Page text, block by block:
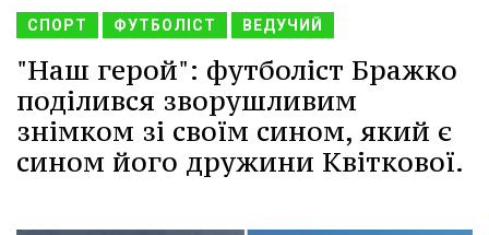
СПОРТ ФУТБОЛІСТ ВЕДУЧИЙ
"Наш герой": футболіст Бражко
поділився зворушливим
знімком зі своїм сином, який є
сином його дружини Квіткової.